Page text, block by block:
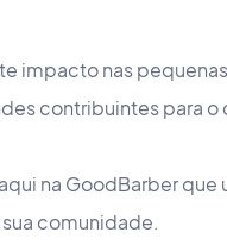
impacto nas
contribuintes para
na GoodBarber
comunidade.